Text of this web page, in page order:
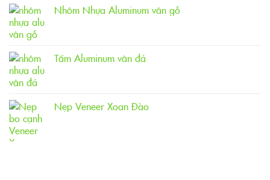
Nhôm Nhựa Aluminum vân gỗ
Tấm Aluminum vân đá
Nẹp Veneer Xoan Đào